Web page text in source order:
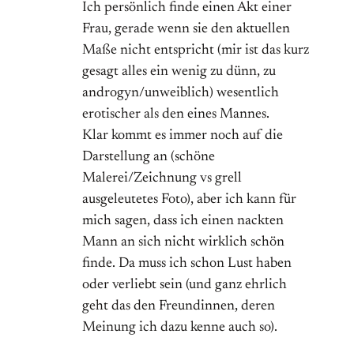
Ich persönlich finde einen Akt einer
Frau, gerade wenn sie den aktuellen
Maße nicht entspricht (mir ist das kurz
gesagt alles ein wenig zu dünn, zu
androgyn/unweiblich) wesentlich
erotischer als den eines Mannes.
Klar kommt es immer noch auf die
Darstellung an (schöne
Malerei/Zeichnung vs grell
ausgeleutetes Foto), aber ich kann für
mich sagen, dass ich einen nackten
Mann an sich nicht wirklich schön
finde. Da muss ich schon Lust haben
oder verliebt sein (und ganz ehrlich
geht das den Freundinnen, deren
Meinung ich dazu kenne auch so).